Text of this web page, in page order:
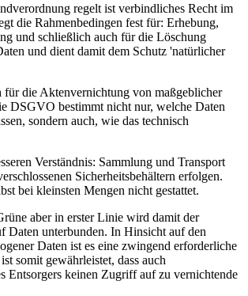
regelt ist verbindliches Recht im
die Rahmenbedingen fest für: Erhebung,
und schließlich auch für die Löschung
und dient damit dem Schutz 'natürlicher
für die Aktenvernichtung von maßgeblicher
DSGVO bestimmt nicht nur, welche Daten
sondern auch, wie das technisch
Verständnis: Sammlung und Transport
Sicherheitsbehältern erfolgen.
bei kleinsten Mengen nicht gestattet.
aber in erster Linie wird damit der
Daten unterbunden. In Hinsicht auf den
Daten ist es eine zwingend erforderliche
somit gewährleistet, dass auch
Entsorgers keinen Zugriff auf zu vernichtende